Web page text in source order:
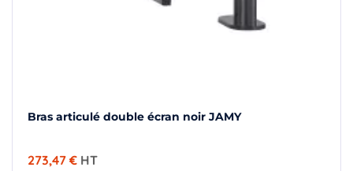
Bras articulé double écran noir JAMY
273,47 € HT